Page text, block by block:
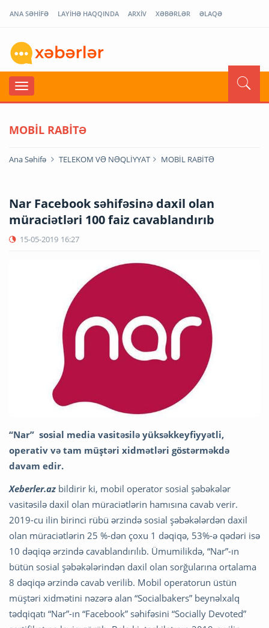
ANA SƏHİFƏ LAYİHƏ HAQQINDA ARXİV XƏBƏRLƏR ƏLAQƏ
MOBİL RABİTƏ
Ana Səhifə TELEKOM VƏ NƏQLİYYAT MOBİL RABİTƏ
Nar Facebook səhifəsinə daxil olan
müraciətləri 100 faiz cavablandırıb
15-05-2019 16:27
“Nar” sosial media vasitəsilə yüksəkkeyfiyyətli,
operativ və tam müştəri xidmətləri göstərməkdə
davam edir.
Xeberler.az bildirir ki, mobil operator sosial şəbəkələr
vasitəsilə daxil olan müraciətlərin hamısına cavab verir.
2019-cu ilin birinci rübü ərzində sosial şəbəkələrdən daxil
olan müraciətlərin 25 %-dən çoxu 1 dəqiqə, 53%-ə qədəri isə
10 dəqiqə ərzində cavablandırılıb. Ümumilikdə, “Nar”-ın
bütün sosial şəbəkələrindən daxil olan sorğularına ortalama
8 dəqiqə ərzində cavab verilib. Mobil operatorun üstün
müştəri xidmətini nəzərə alan “Socialbakers” beynəlxalq
tədqiqatı “Nar”-ın “Facebook” səhifəsini “Socially Devoted”